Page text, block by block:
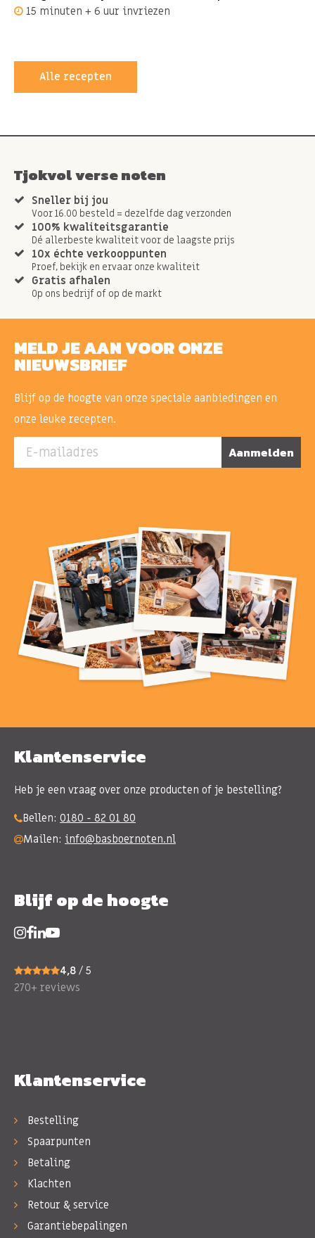
15 minuten + 6 uur invriezen
Alle recepten
Tjokvol verse noten
Sneller bij jou
Voor 16.00 besteld = dezelfde dag verzonden
100% kwaliteitsgarantie
Dé allerbeste kwaliteit voor de laagste prijs
10x échte verkooppunten
Proef, bekijk en ervaar onze kwaliteit
Gratis afhalen
Op ons bedrijf of op de markt
MELD JE AAN VOOR ONZE
NIEUWSBRIEF
Blijf op de hoogte van onze speciale aanbiedingen en
onze leuke recepten.
E-mailadres Aanmelden
Klantenservice
Heb je een vraag over onze producten of je bestelling?
Bellen: 0180 - 82 01 80
Mailen: info@basboernoten.nl
Blijf op de hoogte
4,8 / 5
270+ reviews
Klantenservice
Bestelling
Spaarpunten
Betaling
Klachten
Retour & service
Garantiebepalingen